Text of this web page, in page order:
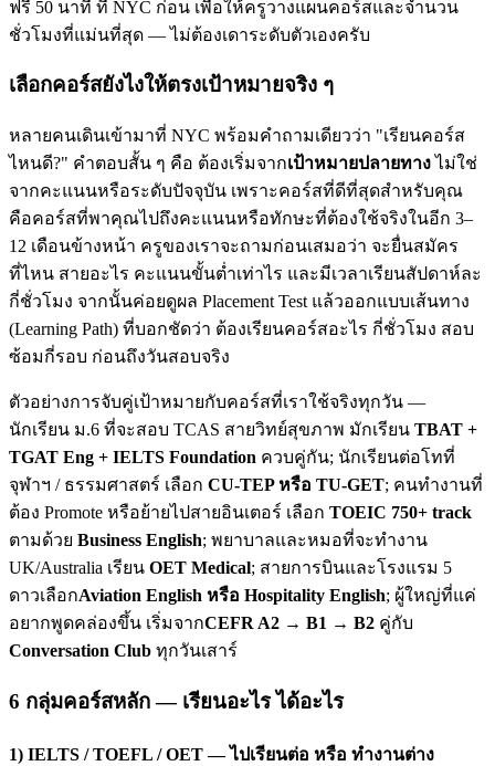
ฟรี 50 นาที ที่ NYC ก่อน เพื่อให้ครูวางแผนคอร์สและจำนวน
ชั่วโมงที่แม่นที่สุด — ไม่ต้องเดาระดับตัวเองครับ
เลือกคอร์สยังไงให้ตรงเป้าหมายจริง ๆ
หลายคนเดินเข้ามาที่ NYC พร้อมคำถามเดียวว่า "เรียนคอร์ส
ไหนดี?" คำตอบสั้น ๆ คือ ต้องเริ่มจากเป้าหมายปลายทางไม่ใช่
จากคะแนนหรือระดับปัจจุบัน เพราะคอร์สที่ดีที่สุดสำหรับคุณ
คือคอร์สที่พาคุณไปถึงคะแนนหรือทักษะที่ต้องใช้จริงในอีก 3–
12 เดือนข้างหน้า ครูของเราจะถามก่อนเสมอว่า จะยื่นสมัคร
ที่ไหน สายอะไร คะแนนขั้นต่ำเท่าไร และมีเวลาเรียนสัปดาห์ละ
กี่ชั่วโมง จากนั้นค่อยดูผล Placement Test แล้วออกแบบเส้นทาง
(Learning Path) ที่บอกชัดว่า ต้องเรียนคอร์สอะไร กี่ชั่วโมง สอบ
ซ้อมกี่รอบ ก่อนถึงวันสอบจริง
ตัวอย่างการจับคู่เป้าหมายกับคอร์สที่เราใช้จริงทุกวัน —
นักเรียน ม.6 ที่จะสอบ TCAS สายวิทย์สุขภาพ มักเรียน TBAT +
TGAT Eng + IELTS Foundation ควบคู่กัน; นักเรียนต่อโทที่
จุฬาฯ / ธรรมศาสตร์ เลือก CU-TEP หรือ TU-GET; คนทำงานที่
ต้อง Promote หรือย้ายไปสายอินเตอร์ เลือก TOEIC 750+ track
ตามด้วย Business English; พยาบาลและหมอที่จะทำงาน
UK/Australia เรียน OET Medical; สายการบินและโรงแรม 5
ดาวเลือกAviation English หรือ Hospitality English; ผู้ใหญ่ที่แค่
อยากพูดคล่องขึ้น เริ่มจากCEFR A2 → B1 → B2 คู่กับ
Conversation Club ทุกวันเสาร์
6 กลุ่มคอร์สหลัก — เรียนอะไร ได้อะไร
1) IELTS / TOEFL / OET — ไปเรียนต่อ หรือ ทำงานต่าง